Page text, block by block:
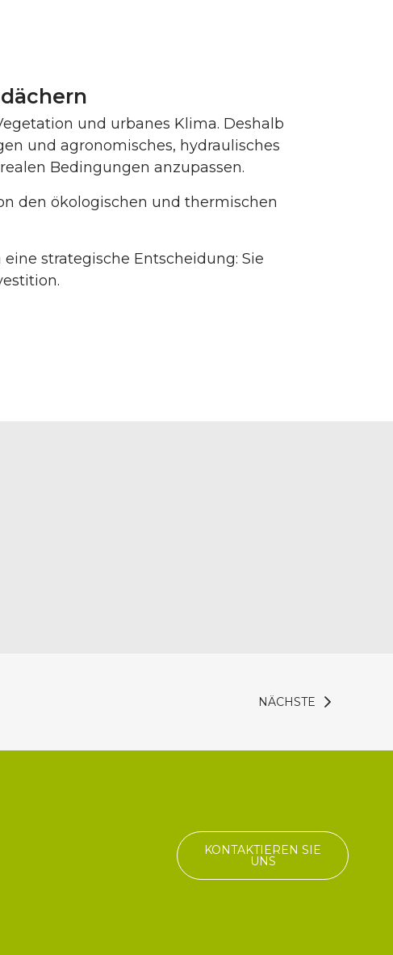
und urbanes Klima. Deshalb
und agronomisches, hydraulisches
Bedingungen anzupassen.
den ökologischen und thermischen
strategische Entscheidung: Sie
NÄCHSTE
KONTAKTIEREN SIE
UNS